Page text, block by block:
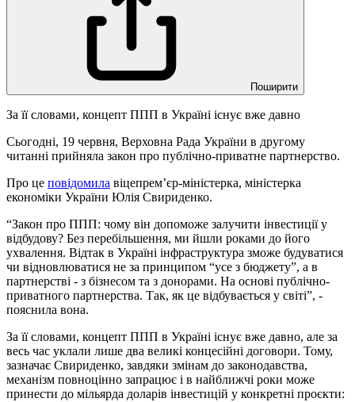
Поширити
За її словами, концепт ППП в Україні існує вже давно
Сьогодні, 19 червня, Верховна Рада України в другому
читанні прийняла закон про публічно-приватне партнерство.
Про це повідомила віцепрем’єр-міністерка, міністерка
економіки України Юлія Свириденко.
“Закон про ППП: чому він допоможе залучити інвестиції у
відбудову? Без перебільшення, ми йшли роками до його
ухвалення. Відтак в Україні інфраструктура зможе будуватися
чи відновлюватися не за принципом “усе з бюджету”, а в
партнерстві - з бізнесом та з донорами. На основі публічно-
приватного партнерства. Так, як це відбувається у світі”, -
пояснила вона.
За її словами, концепт ППП в Україні існує вже давно, але за
весь час уклали лише два великі концесійні договори. Тому,
зазначає Свириденко, завдяки змінам до законодавства,
механізм повноцінно запрацює і в найближчі роки може
принести до мільярда доларів інвестицій у конкретні проєкти: